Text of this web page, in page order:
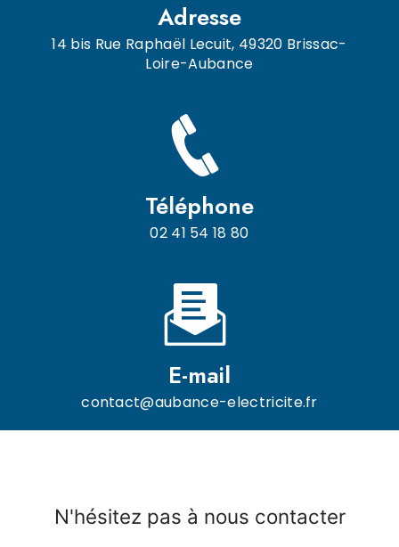
Adresse
14 bis Rue Raphaël Lecuit, 49320 Brissac-
Loire-Aubance
Téléphone
02 41 54 18 80
E-mail
contact@aubance-electricite.fr
N'hésitez pas à nous contacter